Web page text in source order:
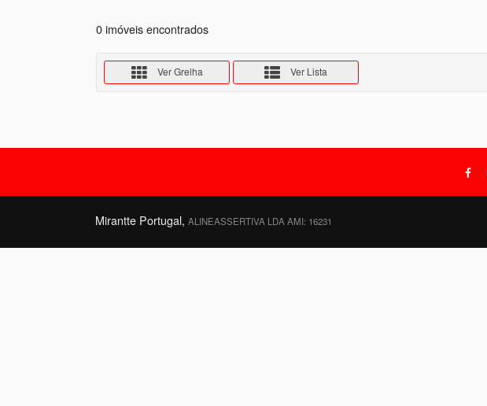
0 imóveis encontrados
Ver Grelha Ver Lista
Mirantte Portugal, ALINEASSERTIVA LDA AMI: 16231